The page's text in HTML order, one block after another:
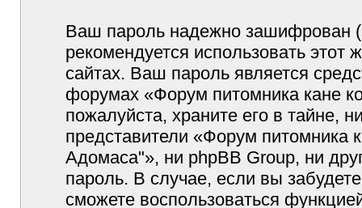
Ваш пароль надежно зашифрован
рекомендуется использовать этот
сайтах. Ваш пароль является
форумах «Форум питомника кане
пожалуйста, храните его в тайне,
представители «Форум питомника
Адомаса"», ни phpBB Group, ни
пароль. В случае, если вы
сможете воспользоваться